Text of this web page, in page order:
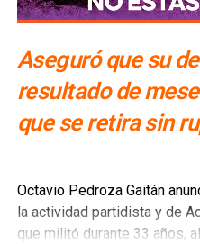
Aseguró que su
resultado de
que se retira sin
Octavio Pedroza Gaitán
la actividad partidista y de
que militó durante 33 años,